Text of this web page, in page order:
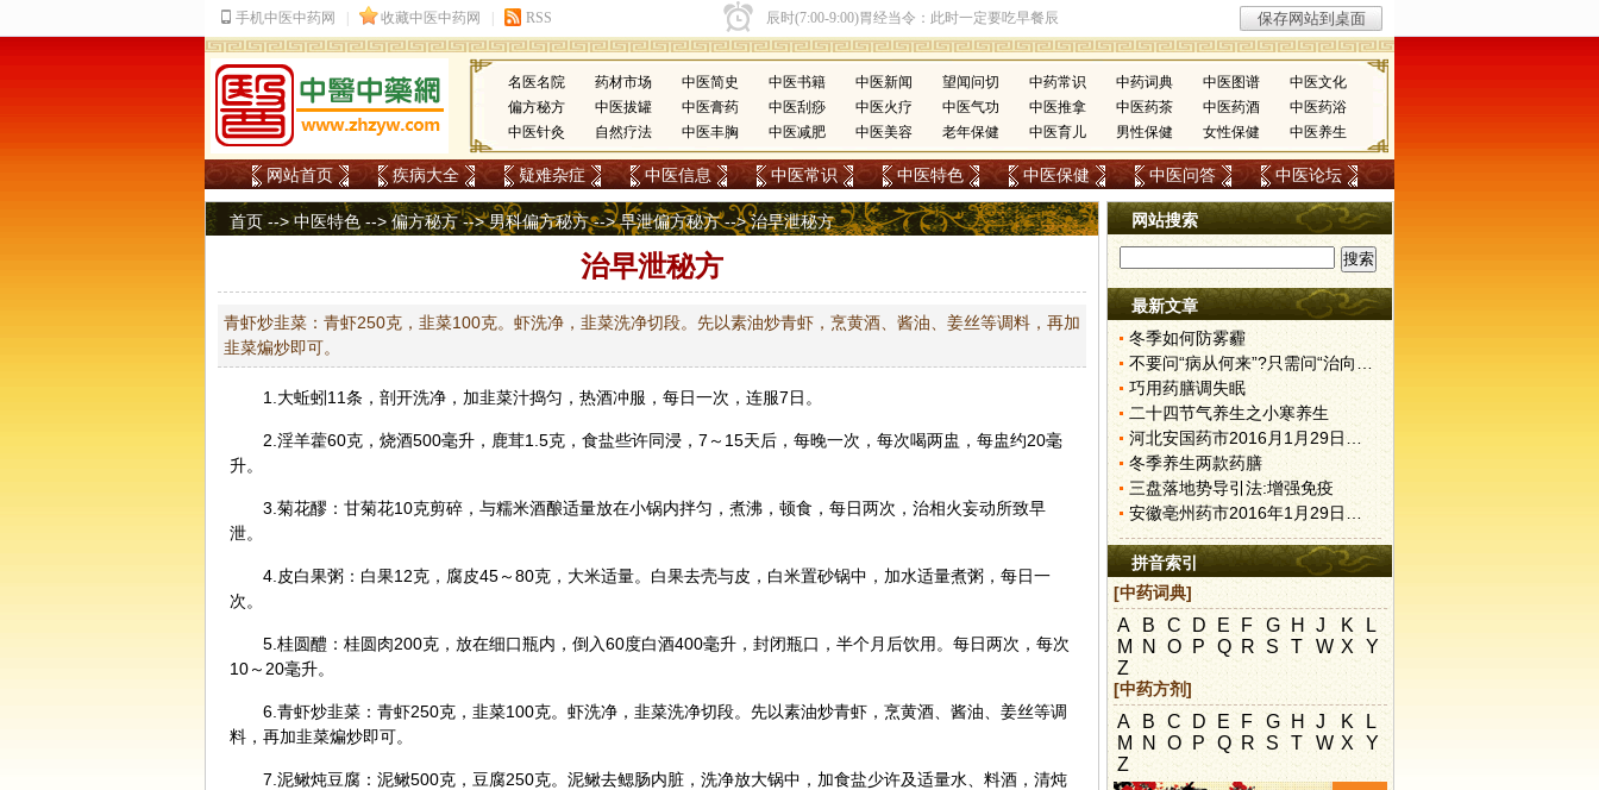
名医名院 药材市场 中医简史 中医书籍 中医新闻 望闻问切 中药常识 中药词典 中医图谱
中医文化
偏方秘方
中医拔罐 中医膏药 中医刮痧 中医火疗 中医气功 中医推拿 中医药茶 中医药酒
中医药浴
中医针灸
自然疗法 中医丰胸 中医减肥 中医美容 老年保健 中医育儿 男性保健 女性保健 中医养生
网站首页 疾病大全 疑难杂症 中医信息 中医常识 中医特色 中医保健 中医问答 中医论坛
首页 -->中医特色 -->偏方秘方-->男科偏方秘方-->早泄偏方秘方--> 治早泄秘方
治早泄秘方
青虾炒韭菜：青虾250克，韭菜100克。虾洗净，韭菜洗净切段。先以素油炒青虾，烹黄酒、酱油、姜丝等调料，再加
韭菜煸炒即可。
1.大蚯蚓 11条，剖开洗净，加韭菜汁捣匀，热酒冲服，每日一次，连服7日。
2. 淫羊藿60克，烧酒500毫升， 鹿茸1.5克，食盐些许同浸，7～15天后，每晚一次，每次喝两盅，每盅约20毫
升。
3. 菊花醪：甘菊花10克剪碎，与糯米酒酿适量放在小锅内拌匀，煮沸，顿食，每日两次，治相火妄动所致早
泄。
4.皮白果粥：白果12克，腐皮45～80克，大米适量。白果去壳与皮，白米置砂锅中，加水适量煮粥，每日一
次。
5.桂圆醴：桂圆肉200克，放在细口瓶内，倒入60度白酒400毫升，封闭瓶口，半个月后饮用。每日两次，每次
10～20毫升。
6.青虾炒韭菜：青虾250克，韭菜100克。虾洗净，韭菜洗净切段。先以素油炒青虾，烹黄酒、酱油、姜丝等调
料，再加韭菜煸炒即可。
7.泥鳅炖豆腐：泥鳅500克，豆腐250克。泥鳅去鳃肠内脏，洗净放大锅中，加食盐少许及适量水、料酒，清炖
网站搜索
最新文章
冬季如何防雾霾
不要问“病从何来”?只需问“治向何去”?
巧用药膳调失眠
二十四节气养生之小寒养生
河北安国药市2016月1月29日快讯
冬季养生两款药膳
三盘落地势导引法:增强免疫
安徽亳州药市2016年1月29日快讯
拼音索引
[中药词典]
A B C D E F G H J K
L
M N O P Q R S T W X
Y
Z
[中药方剂]
A B C D E F G H J K
L
M N O P Q R S T W X
Y
Z